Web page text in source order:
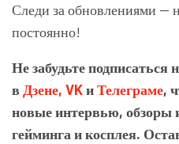
Следи за обновлениями —
постоянно!
Не забудьте
в Дзене, VKиТелеграме,
новые интервью, обзоры
гейминга и косплея.